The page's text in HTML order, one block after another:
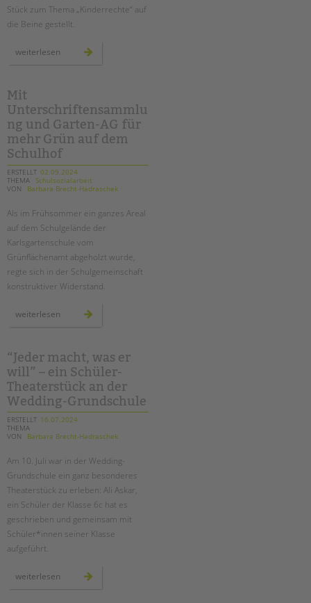
Stück zum Thema „Kinderrechte“ auf
die Beine gestellt.
weiterlesen
theaterprojekt
sonnenblumen-
grundschule
Mit
Unterschriftensammlu
ng und Garten-AG für
mehr Grün auf dem
Schulhof
ERSTELLT 02.09.2024
THEMA Schulsozialarbeit
VON
Barbara Brecht-Hadraschek
Als im Frühsommer ein ganzes Areal
auf dem Schulgelände der
Karlsgartenschule vom
Grünflächenamt abgeholzt wurde,
regte sich in der Schulgemeinschaft
konstruktiver Widerstand.
weiterlesen
unterschriftensammlung
für
mehr
grün
auf
dem
schulhof
“Jeder macht, was er
will” – ein Schüler-
Theaterstück an der
Wedding-Grundschule
ERSTELLT 16.07.2024
THEMA
VON
Barbara Brecht-Hadraschek
Am 10. Juli war in der Wedding-
Grundschule ein ganz besonderes
Theaterstück zu erleben: Ali Askar,
ein Schüler der Klasse 6c hat es
geschrieben und gemeinsam mit
Schüler*innen seiner Klasse
aufgeführt.
weiterlesen